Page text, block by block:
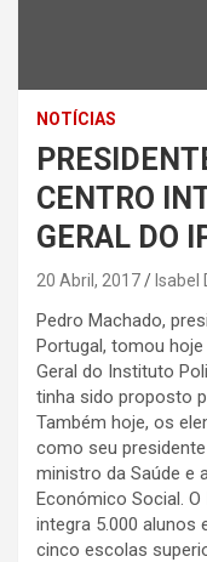
NOTÍCIAS
CENTRO
GERAL DO
20 Abril, 2017 Isabel
Pedro Machado,
Portugal, tomou
Geral do Instituto
tinha sido proposto
Também hoje, os
como seu
ministro da Saúde e
Económico Social. O
integra 5.000
cinco escolas